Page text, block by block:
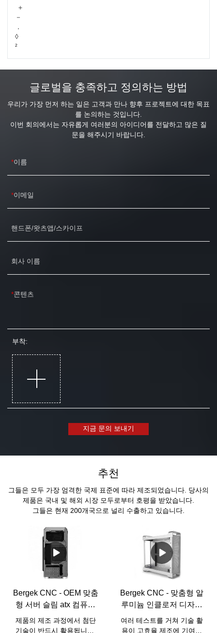
＋
－
．
◊
²
글로벌을 충족하고 정의하는 방법
우리가 가장 먼저 하는 일은 고객과 만나 향후 프로젝트에 대한 목표
를 논의하는 것입니다.
이번 회의에서는 자유롭게 여러분의 아이디어를 전달하고 많은 질
문을 해주시기 바랍니다.
이름
이메일
핸드폰/왓츠앱/스카이프
회사 이름
콘텐츠
부착:
지금 문의 보내기
추천
그들은 모두 가장 엄격한 국제 표준에 따라 제조되었습니다. 당사의
제품은 국내 및 해외 시장 모두로부터 호평을 받았습니다.
그들은 현재 200개국으로 널리 수출하고 있습니다.
Bergek CNC - OEM 맞춤
형 서버 슬림 atx 컴퓨터
케이스 금속 인클로저
제품의 제조 과정에서 첨단
기술이 반드시 활용됩니다.
Bergek CNC - 맞춤형 알
루미늄 인클로저 디자인
맞춤형 판금 알루미늄 금
속 인클로저
여러 테스트를 거쳐 기술 활
용이 고효율 제조에 기여하